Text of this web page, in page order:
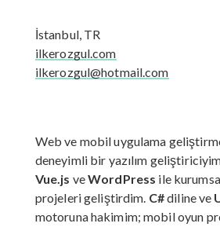
İstanbul, TR
ilkerozgul.com
ilkerozgul@hotmail.com
Web ve mobil uygulama
deneyimli bir yazılım
Vue.js veWordPress ile
projeleri geliştirdim. C#diline ve
motoruna hakimim; mobil oyun